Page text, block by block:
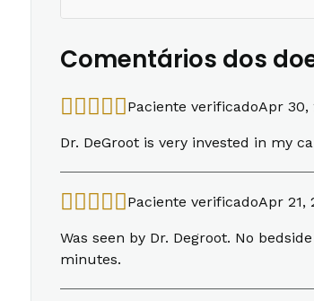
Comentários dos
Paciente verificadoApr 30,
Dr. DeGroot is very invested in my
Paciente verificadoApr 21,
Was seen by Dr. Degroot. No
minutes.